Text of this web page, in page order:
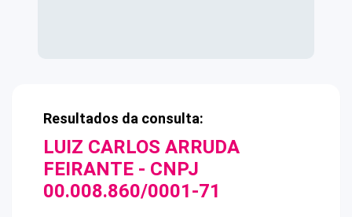
Resultados da consulta:
LUIZ CARLOS ARRUDA
FEIRANTE - CNPJ
00.008.860/0001-71